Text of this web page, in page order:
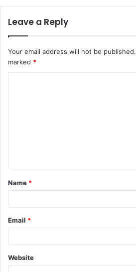
Leave a Reply
Your email address will not be published.
marked *
t
*
Name *
Email *
Website